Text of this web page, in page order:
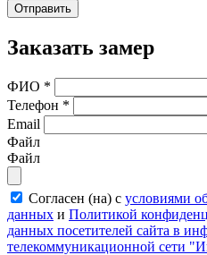
Отправить
Заказать замер
ФИО *
Телефон *
Email
Файл
Файл
Согласен (на) с условиями
данных и Политикой
данных посетителей сайта в
телекоммуникационной сети